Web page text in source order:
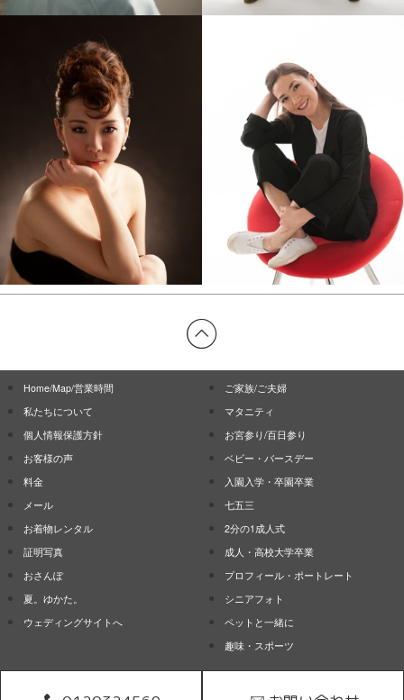
Home/Map/営業時間
私たちについて
個人情報保護方針
お客様の声
料金
メール
お着物レンタル
証明写真
おさんぽ
夏。ゆかた。
ウェディングサイトへ
ご家族/ご夫婦
マタニティ
お宮参り/百日参り
ベビー・バースデー
入園入学・卒園卒業
七五三
2分の1成人式
成人・高校大学卒業
プロフィール・ポートレート
シニアフォト
ペットと一緒に
趣味・スポーツ